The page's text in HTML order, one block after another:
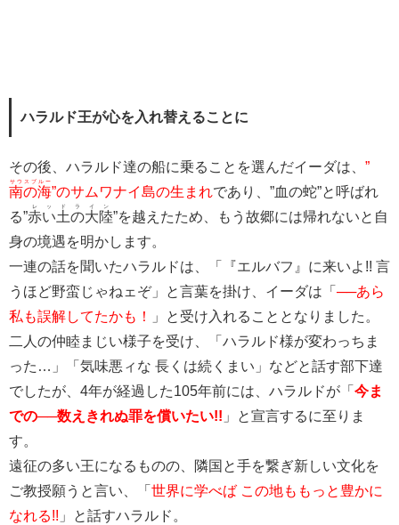
ハラルド王が心を入れ替えることに
その後、ハラルド達の船に乗ることを選んだイーダは、 ”
南の海
サウスブルー
”のサムワナイ島の生まれであり、”血の蛇”と呼ばれ
る”赤い土の大陸
レッドライン
”を越えたため、もう故郷には帰れないと自
身の境遇を明かします。
一連の話を聞いたハラルドは、「『エルバフ』に来いよ!! 言
うほど野蛮じゃねェぞ」と言葉を掛け、イーダは「 ──あら
私も誤解してたかも！
」と受け入れることとなりました。
二人の仲睦まじい様子を受け、「ハラルド様が変わっちま
った…」「気味悪ィな 長くは続くまい」などと話す部下達
でしたが、4年が経過した105年前には、ハラルドが「 今ま
での──数えきれぬ罪を償いたい!! 」と宣言するに至りま
す。
遠征の多い王になるものの、隣国と手を繋ぎ新しい文化を
ご教授願うと言い、「 世界に学べば この地ももっと豊かに
なれる!! 」と話すハラルド。